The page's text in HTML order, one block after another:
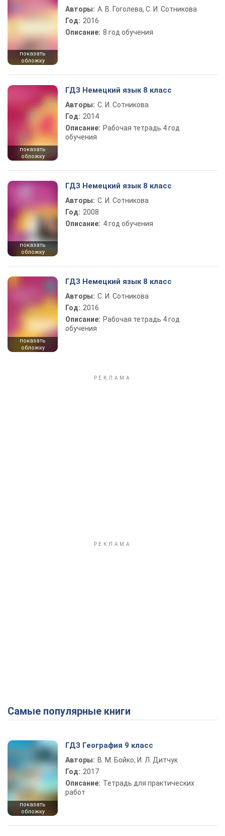
показать
обложку
Авторы: А. В. Гоголева, С. И. Сотникова
Год: 2016
Описание: 8 год обучения
показать
обложку
ГДЗ Немецкий язык 8 класс
Авторы: С. И. Сотникова
Год: 2014
Описание: Рабочая тетрадь 4 год
обучения
показать
обложку
ГДЗ Немецкий язык 8 класс
Авторы: С. И. Сотникова
Год: 2008
Описание: 4 год обучения
показать
обложку
ГДЗ Немецкий язык 8 класс
Авторы: С. И. Сотникова
Год: 2016
Описание: Рабочая тетрадь 4 год
обучения
Самые популярные книги
показать
обложку
ГДЗ География 9 класс
Авторы: В. М. Бойко, И. Л. Дитчук
Год: 2017
Описание: Тетрадь для практических
работ